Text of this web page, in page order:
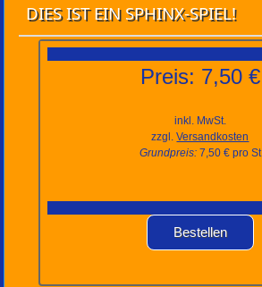
DIES IST EIN SPHINX-SPIEL!
Preis: 7,50 €
inkl. MwSt.
zzgl.Versandkosten
Grundpreis: 7,50 € pro St
Bestellen